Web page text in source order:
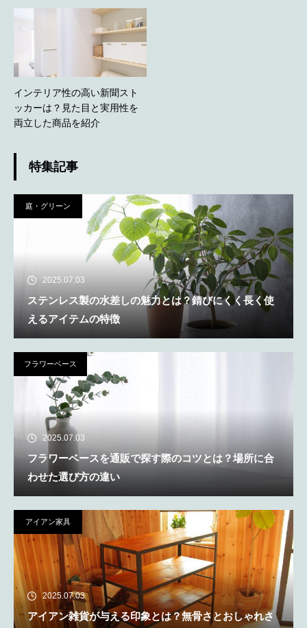
インテリア性の高い新聞スト
ッカーは？見た目と実用性を
両立した商品を紹介
特集記事
庭・グリーン
2025.07.03
ステンレス製の水差しの魅力とは？錆びにくく長く使
えるアイテムの特徴
フラワーベース
2025.07.03
フラワーベースを通販で探す際のコツとは？場所に合
わせた選び方の違い
アイアン家具
2025.07.03
アイアン雑貨が与える印象とは？無骨さとおしゃれさ